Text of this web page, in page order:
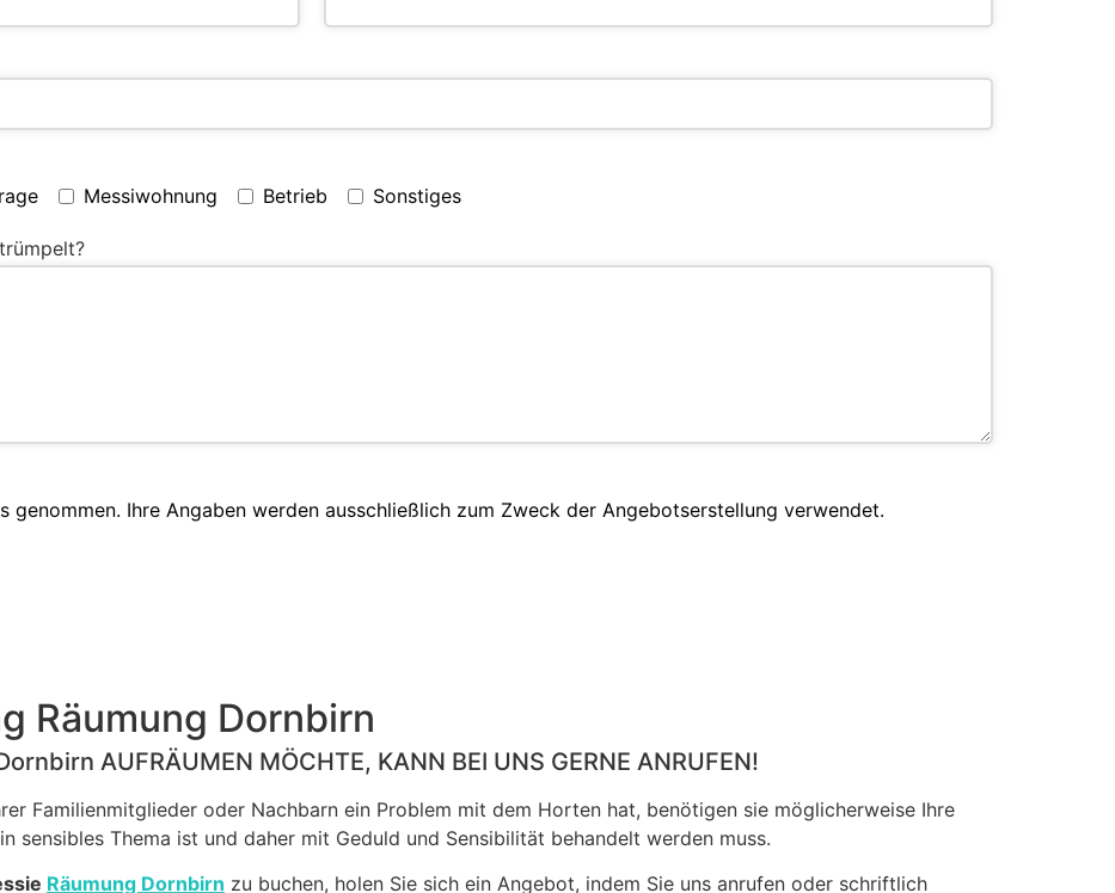
Messiwohnung Betrieb Sonstiges
genommen. Ihre Angaben werden ausschließlich zum Zweck der Angebotserstellung verwendet.
Räumung Dornbirn
AUFRÄUMEN MÖCHTE, KANN BEI UNS GERNE ANRUFEN!
Familienmitglieder oder Nachbarn ein Problem mit dem Horten hat, benötigen sie möglicherweise Ihre
sensibles Thema ist und daher mit Geduld und Sensibilität behandelt werden muss.
Räumung Dornbirn zu buchen, holen Sie sich ein Angebot, indem Sie uns anrufen oder schriftlich